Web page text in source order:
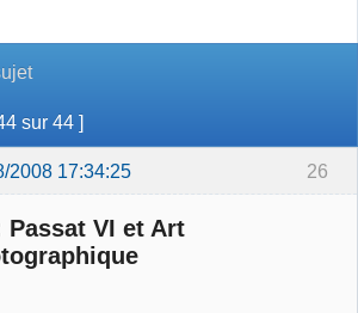
sur 44 ]
26
2008 17:34:25
Passat VI et Art